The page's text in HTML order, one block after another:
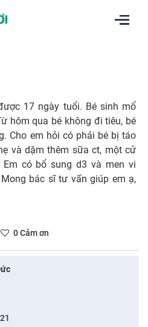
17 ngày tuổi. Bé sinh mổ
hôm qua bé không đi tiêu, bé
Cho em hỏi có phải bé bị táo
và dặm thêm sữa ct, một cử
có bổ sung d3 và men vi
bác sĩ tư vấn giúp em ạ,
0Cảm ơn